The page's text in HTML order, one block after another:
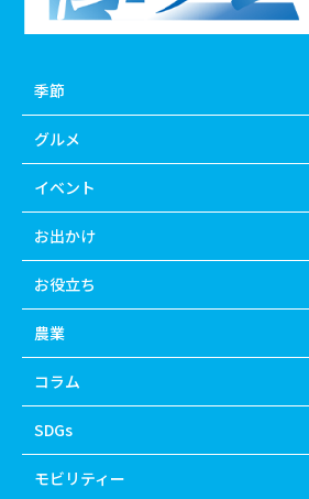
季節
グルメ
イベント
お出かけ
お役立ち
農業
コラム
SDGs
モビリティー